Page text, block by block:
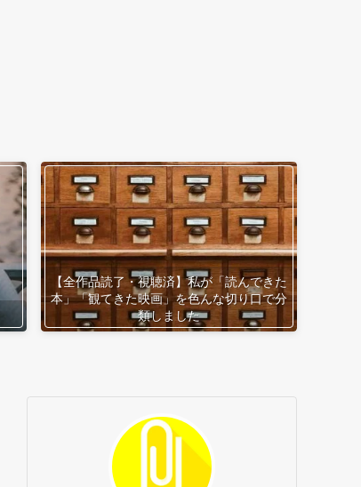
【全作品読了・視聴済】私が「読んできた
本」「観てきた映画」を色んな切り口で分
類しました